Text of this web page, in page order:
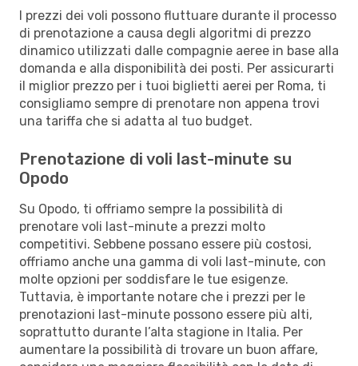
I prezzi dei voli possono fluttuare durante il processo
di prenotazione a causa degli algoritmi di prezzo
dinamico utilizzati dalle compagnie aeree in base alla
domanda e alla disponibilità dei posti. Per assicurarti
il miglior prezzo per i tuoi biglietti aerei per Roma, ti
consigliamo sempre di prenotare non appena trovi
una tariffa che si adatta al tuo budget.
Prenotazione di voli last-minute su
Opodo
Su Opodo, ti offriamo sempre la possibilità di
prenotare voli last-minute a prezzi molto
competitivi. Sebbene possano essere più costosi,
offriamo anche una gamma di voli last-minute, con
molte opzioni per soddisfare le tue esigenze.
Tuttavia, è importante notare che i prezzi per le
prenotazioni last-minute possono essere più alti,
soprattutto durante l’alta stagione in Italia. Per
aumentare la possibilità di trovare un buon affare,